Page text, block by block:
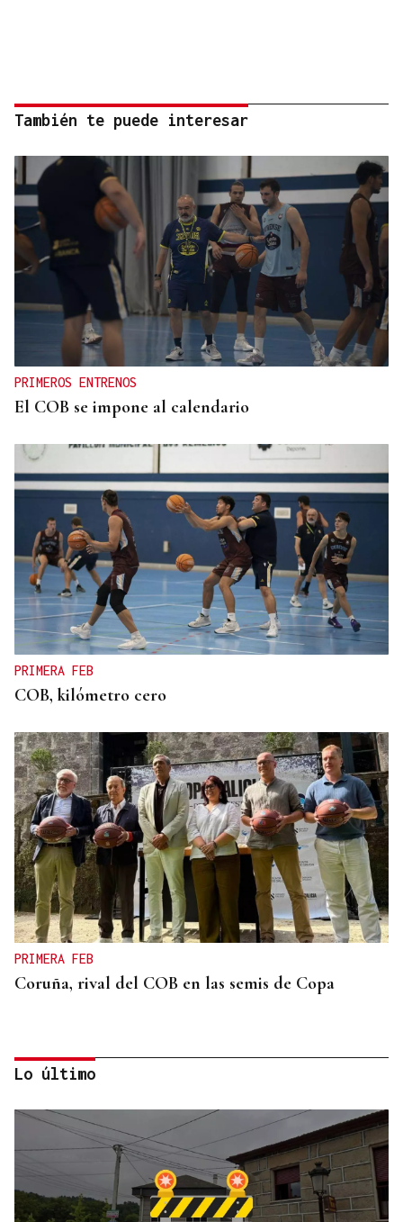
También te puede interesar
PRIMEROS ENTRENOS
El COB se impone al calendario
PRIMERA FEB
COB, kilómetro cero
PRIMERA FEB
Coruña, rival del COB en las semis de Copa
Lo último